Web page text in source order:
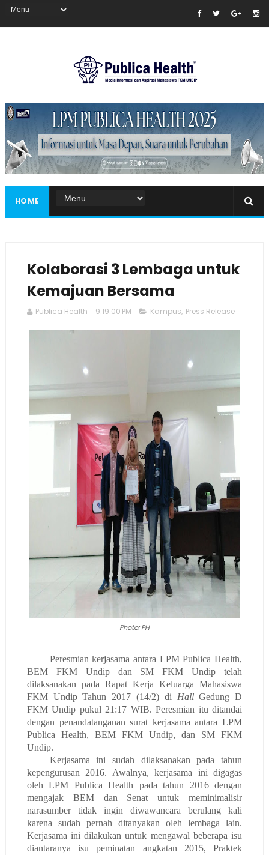
Masukkan iklan disini!
HOME
Kolaborasi 3 Lembaga untuk
Kemajuan Bersama
Publica Health 9:19:00 PM Kampus, Press Release
Photo: PH
Peresmian kerjasama antara LPM Publica Health,
BEM FKM Undip dan SM FKM Undip telah
dilaksanakan pada Rapat Kerja Keluarga Mahasiswa
FKM Undip Tahun 2017 (14/2) di HallGedung D
FKM Undip pukul 21:17 WIB. Peresmian itu ditandai
dengan penandatanganan surat kerjasama antara LPM
Publica Health, BEM FKM Undip, dan SM FKM
Undip.
Kerjasama ini sudah dilaksanakan pada tahun
kepengurusan 2016. Awalnya, kerjasama ini digagas
oleh LPM Publica Health pada tahun 2016 dengan
mengajak BEM dan Senat untuk meminimalisir
narasumber tidak ingin diwawancara berulang kali
karena sudah pernah ditanyakan oleh lembaga lain.
Kerjasama ini dilakukan untuk mengawal beberapa isu
diantaranya isu peminatan angkatan 2015, Praktek